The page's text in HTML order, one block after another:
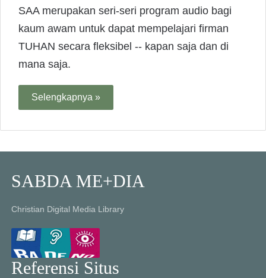
SAA merupakan seri-seri program audio bagi
kaum awam untuk dapat mempelajari firman
TUHAN secara fleksibel -- kapan saja dan di
mana saja.
Selengkapnya »
SABDA ME+DIA
Christian Digital Media Library
Referensi Situs